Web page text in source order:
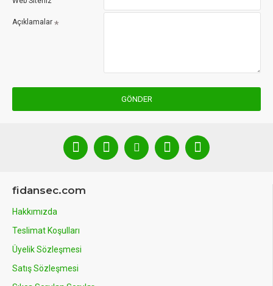
Açıklamalar
GÖNDER
fidansec.com
Hakkımızda
Teslimat Koşulları
Üyelik Sözleşmesi
Satış Sözleşmesi